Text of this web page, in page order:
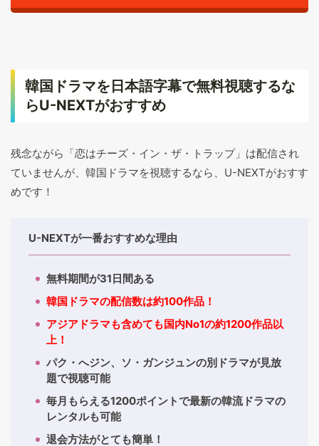
韓国ドラマを日本語字幕で無料視聴するな
らU-NEXTがおすすめ
残念ながら「恋はチーズ・イン・ザ・トラップ」は配信され
ていませんが、韓国ドラマを視聴するなら、U-NEXTがおすす
めです！
U-NEXTが一番おすすめな理由
無料期間が31日間ある
韓国ドラマの配信数は約100作品！
アジアドラマも含めても国内No1の約1200作品以
上！
パク・へジン、ソ・ガンジュンの別ドラマが見放
題で視聴可能
毎月もらえる1200ポイントで最新の韓流ドラマの
レンタルも可能
退会方法がとても簡単！